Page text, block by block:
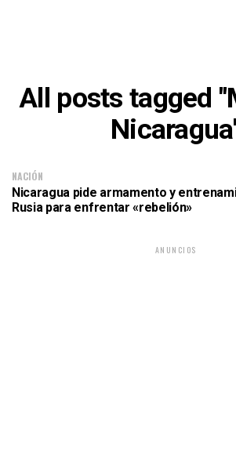
All posts tagged
NACIÓN
Nicaragua pide armamento y
Rusia para enfrentar «rebelión»
ANUNCIOS